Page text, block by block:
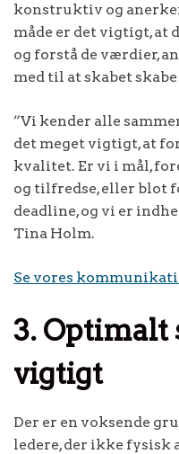
konstruktiv og
måde er det vigtigt, at
og forstå de værdier,
med til at skabet
”Vi kender alle
det meget vigtigt, at
kvalitet. Er vi i mål,
og tilfredse, eller blot
deadline, og vi er
Tina Holm.
Se vores
3. Optimalt
vigtigt
Der er en voksende
ledere, der ikke fysisk